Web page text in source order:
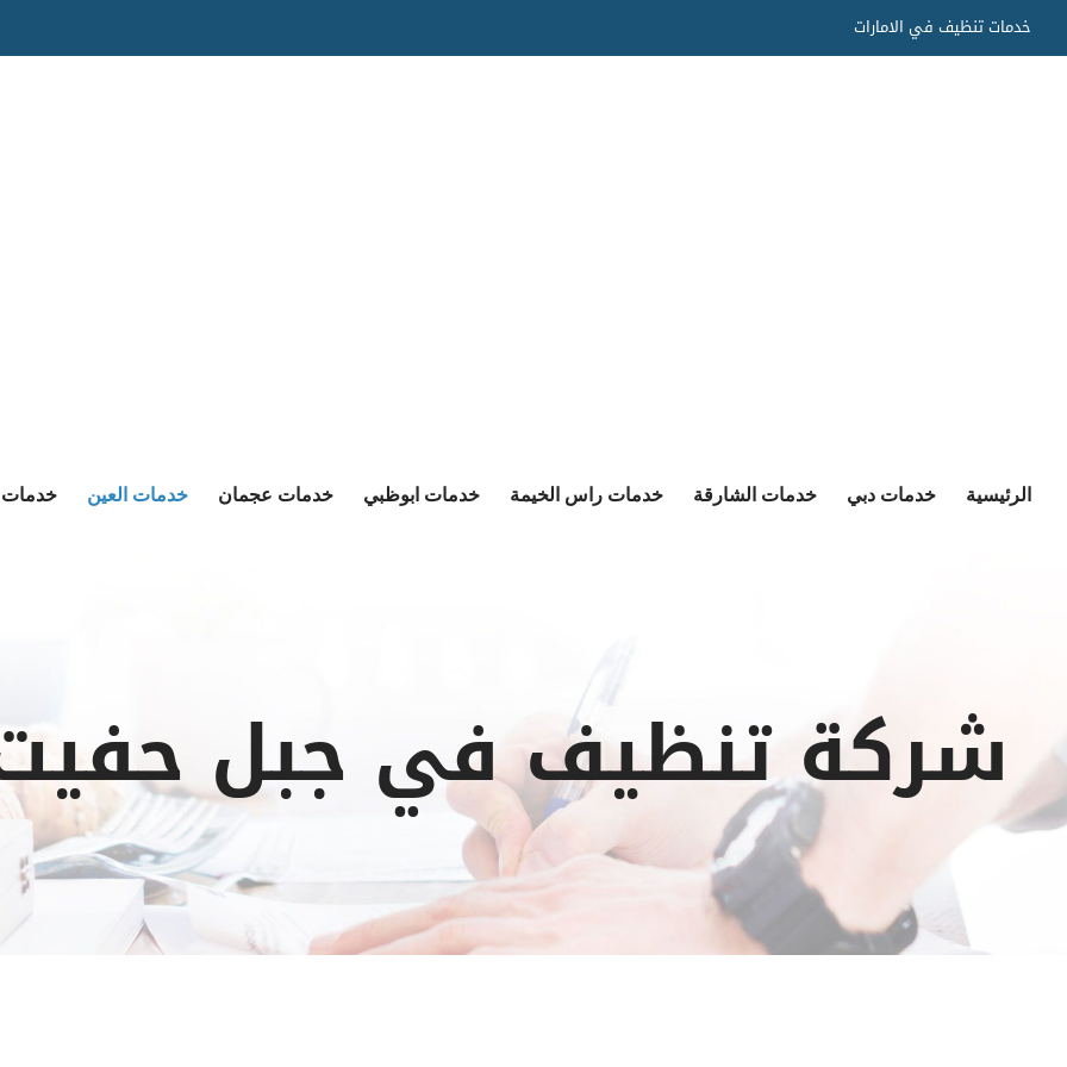
to
خدمات تنظيف في الامارات
الرئيسية خدمات دبي خدمات الشارقة خدمات راس الخيمة خدمات ابوظبي خدمات عجمان خدمات العين خدمات
شركة تنظيف في جبل حفيت :